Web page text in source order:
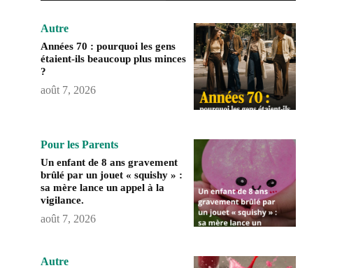
Autre
Années 70 : pourquoi les gens
étaient-ils beaucoup plus minces
?
août 7, 2026
Pour les Parents
Un enfant de 8 ans gravement
brûlé par un jouet « squishy » :
sa mère lance un appel à la
vigilance.
août 7, 2026
Autre